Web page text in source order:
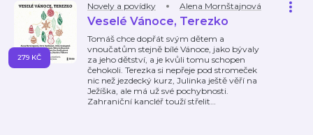
Novely a povídky Alena Mornštajnová
Veselé Vánoce, Terezko
Tomáš chce dopřát svým dětem a
vnoučatům stejně bílé Vánoce, jako bývaly
za jeho dětství, a je kvůli tomu schopen
čehokoli. Terezka si nepřeje pod stromeček
nic než jezdecký kurz, Julinka ještě věří na
Ježíška, ale má už své pochybnosti.
Zahraniční kancléř touží střelit…
279 KČ